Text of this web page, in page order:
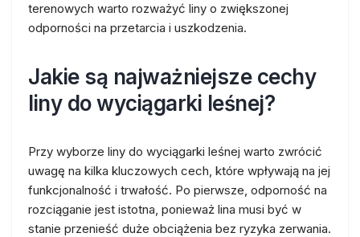
terenowych warto rozważyć liny o zwiększonej
odporności na przetarcia i uszkodzenia.
Jakie są najważniejsze cechy
liny do wyciągarki leśnej?
Przy wyborze liny do wyciągarki leśnej warto zwrócić
uwagę na kilka kluczowych cech, które wpływają na jej
funkcjonalność i trwałość. Po pierwsze, odporność na
rozciąganie jest istotna, ponieważ lina musi być w
stanie przenieść duże obciążenia bez ryzyka zerwania.